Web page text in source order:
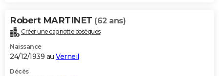
Robert MARTINET (62 ans)
Créer une cagnotte obsèques
Naissance
24/12/1939 au Verneil
Décès